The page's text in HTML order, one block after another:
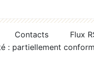
Contacts
Flux
: partiellement